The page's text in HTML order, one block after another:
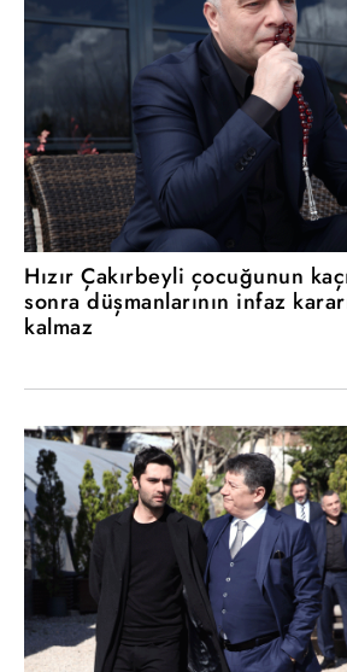
Hızır Çakırbeyli çocuğunun
sonra düşmanlarının infaz
kalmaz